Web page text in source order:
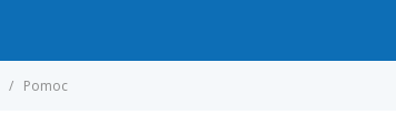
Pomoc